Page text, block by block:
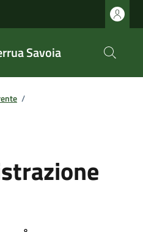
Savoia
/